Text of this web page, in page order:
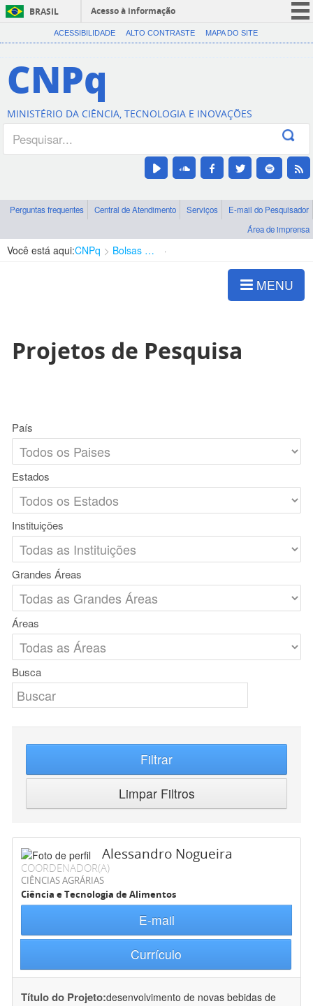
BRASIL
Acesso à informação
CORONAVÍRUS (COVID-19)
Canais
ACESSIBILIDADE ALTO CONTRASTE MAPA DO SITE
CNPq
MINISTÉRIO DA CIÊNCIA, TECNOLOGIA E INOVAÇÕES
Perguntas frequentes Central de Atendimento Serviços
E-mail do Pesquisador
Área de imprensa
Você está aqui:CNPq Bolsas e Auxílios Vigentes
MENU
Projetos de Pesquisa
País
Estados
Instituições
Grandes Áreas
Áreas
Busca
Filtrar
Limpar Filtros
Alessandro Nogueira
COORDENADOR(A)
CIÊNCIAS AGRÁRIAS
Ciência e Tecnologia de Alimentos
E-mail
Currículo
Título do Projeto:desenvolvimento de novas bebidas de